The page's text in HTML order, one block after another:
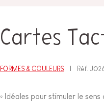
Cartes
FORMES & COULEURS Réf.
◦ Idéales pour stimuler le